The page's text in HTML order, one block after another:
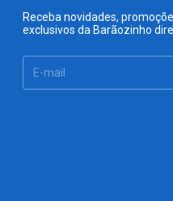
Receba novidades,
exclusivos da Barãozinho